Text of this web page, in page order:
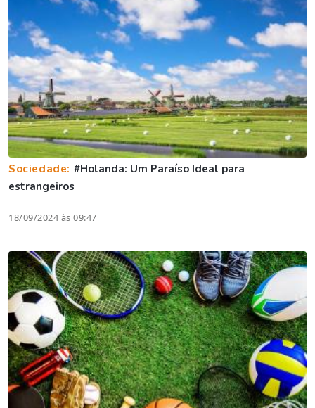
Sociedade: #Holanda: Um Paraíso Ideal para
estrangeiros
18/09/2024 às 09:47